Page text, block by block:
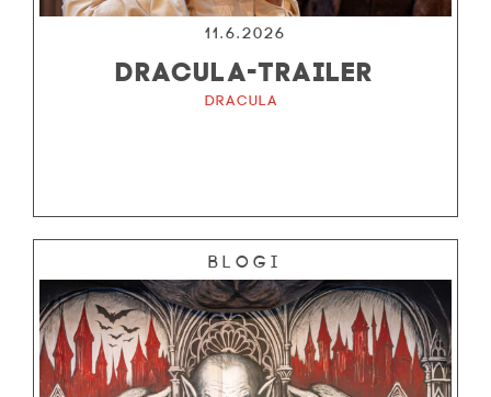
11.6.2026
DRACULA-TRAILER
Dracula
Blogi